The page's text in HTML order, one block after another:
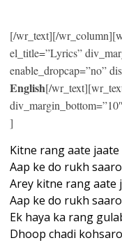
[/wr_text][/
el_title=”Lyrics”
enable_dropcap=”no”
English[/
]
Kitne rang aate jaate
Aap ke do rukh
Arey kitne rang aate
Aap ke do rukh
Ek haya ka rang
Dhoop chadi